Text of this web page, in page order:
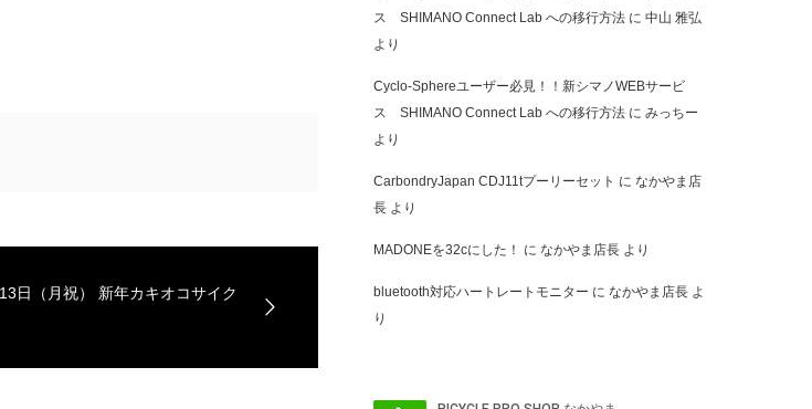
日（月祝） 新年カキオコサイク
ス SHIMANO Connect Lab への移行方法 に 中山 雅弘
より
Cyclo-Sphereユーザー必見！！新シマノWEBサービ
ス SHIMANO Connect Lab への移行方法 に みっちー
より
CarbondryJapan CDJ11tプーリーセット に なかやま店
長 より
MADONEを32cにした！ に なかやま店長 より
bluetooth対応ハートレートモニター に なかやま店長 よ
り